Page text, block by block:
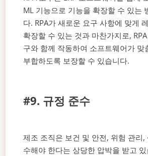
ML 기능으로 기능을 확장할 수 있는
다. RPA가 새로운 요구 사항에 맞게
확장할 수 있는 것과 마찬가지로,
구와 함께 작동하여 소프트웨어가 맞
부합하도록 보장할 수 있습니다.
#9. 규정 준수
제조 조직은 보건 및 안전, 위험 관리,
수해야 한다는 상당한 압박을 받고